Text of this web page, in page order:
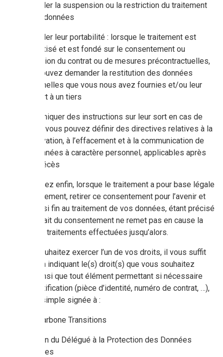
demander la suspension ou la restriction du traitement
de vos données
demander leur portabilité : lorsque le traitement est
automatisé et est fondé sur le consentement ou
l’exécution du contrat ou de mesures précontractuelles,
vous pouvez demander la restitution des données
personnelles que vous nous avez fournies et/ou leur
transfert à un tiers
communiquer des instructions sur leur sort en cas de
décès : vous pouvez définir des directives relatives à la
conservation, à l’effacement et à la communication de
vos données à caractère personnel, applicables après
votre décès
Vous pouvez enfin, lorsque le traitement a pour base légale
le consentement, retirer ce consentement pour l’avenir et
mettre ainsi fin au traitement de vos données, étant précisé
que le retrait du consentement ne remet pas en cause la
licéité des traitements effectuées jusqu’alors.
Si vous souhaitez exercer l’un de vos droits, il vous suffit
d’écrire, en indiquant le(s) droit(s) que vous souhaitez
exercer ainsi que tout élément permettant si nécessaire
votre identification (pièce d’identité, numéro de contrat, …),
par lettre simple signée à :
Alliance Carbone Transitions
A l’attention du Délégué à la Protection des Données
personnelles